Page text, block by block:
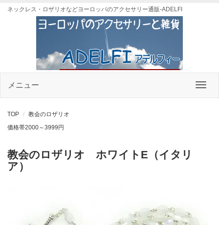
ネックレス・ロザリオなどヨーロッパのアクセサリー通販-ADELFI
メニュー
TOP
教会のロザリオ
価格帯2000～3999円
教会のロザリオ ホワイトE（イタリ
ア）